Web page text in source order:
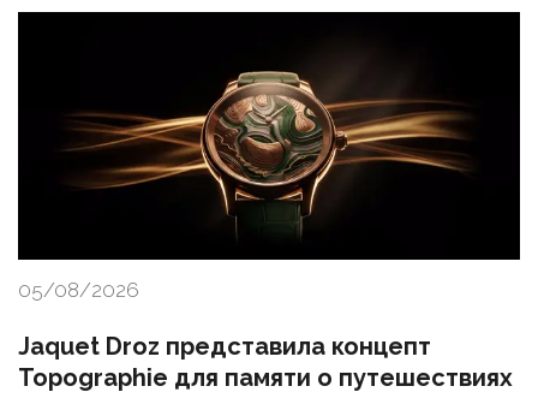
05/08/2026
Jaquet Droz представила концепт
Topographie для памяти о путешествиях